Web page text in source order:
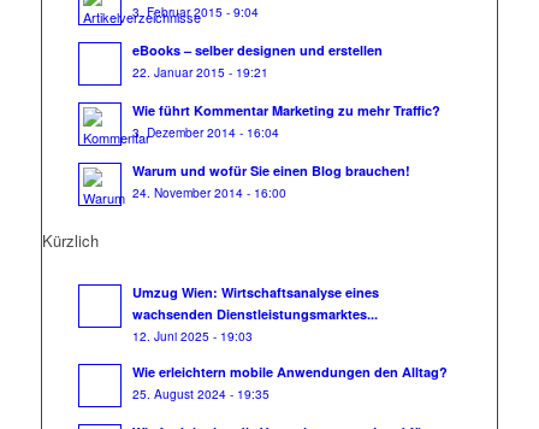
3. Februar 2015 - 9:04
eBooks – selber designen und erstellen
22. Januar 2015 - 19:21
Wie führt Kommentar Marketing zu mehr Traffic?
3. Dezember 2014 - 16:04
Warum und wofür Sie einen Blog brauchen!
24. November 2014 - 16:00
Kürzlich
Umzug Wien: Wirtschaftsanalyse eines
wachsenden Dienstleistungsmarktes...
12. Juni 2025 - 19:03
Wie erleichtern mobile Anwendungen den Alltag?
25. August 2024 - 19:35